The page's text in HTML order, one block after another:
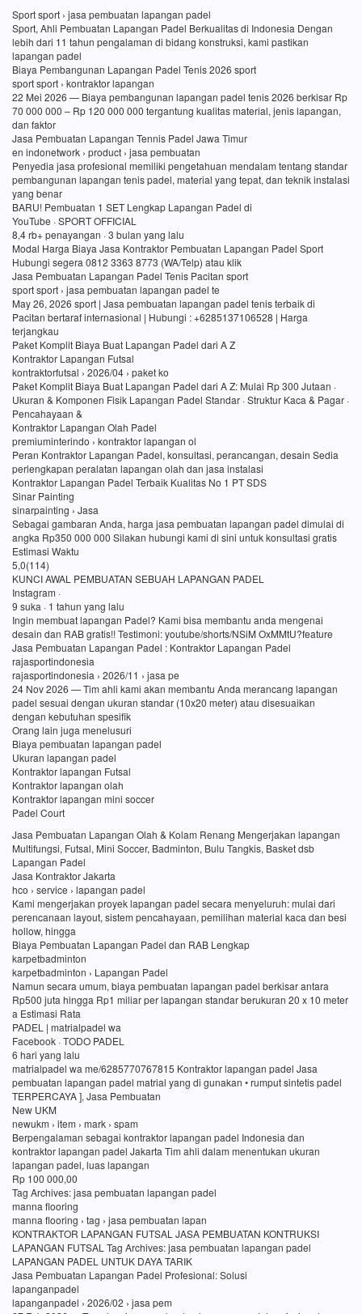
Sport sport › jasa pembuatan lapangan padel
Sport, Ahli Pembuatan Lapangan Padel Berkualitas di Indonesia Dengan
lebih dari 11 tahun pengalaman di bidang konstruksi, kami pastikan
lapangan padel
Biaya Pembangunan Lapangan Padel Tenis 2026 sport
sport sport › kontraktor lapangan
22 Mei 2026 — Biaya pembangunan lapangan padel tenis 2026 berkisar Rp
70 000 000 – Rp 120 000 000 tergantung kualitas material, jenis lapangan,
dan faktor
Jasa Pembuatan Lapangan Tennis Padel Jawa Timur
en indonetwork › product › jasa pembuatan
Penyedia jasa profesional memiliki pengetahuan mendalam tentang standar
pembangunan lapangan tenis padel, material yang tepat, dan teknik instalasi
yang benar
BARU! Pembuatan 1 SET Lengkap Lapangan Padel di
YouTube · SPORT OFFICIAL
8,4 rb+ penayangan · 3 bulan yang lalu
Modal Harga Biaya Jasa Kontraktor Pembuatan Lapangan Padel Sport
Hubungi segera 0812 3363 8773 (WA/Telp) atau klik
Jasa Pembuatan Lapangan Padel Tenis Pacitan sport
sport sport › jasa pembuatan lapangan padel te
May 26, 2026 sport | Jasa pembuatan lapangan padel tenis terbaik di
Pacitan bertaraf internasional | Hubungi : +6285137106528 | Harga
terjangkau
Paket Komplit Biaya Buat Lapangan Padel dari A Z
Kontraktor Lapangan Futsal
kontraktorfutsal › 2026/04 › paket ko
Paket Komplit Biaya Buat Lapangan Padel dari A Z: Mulai Rp 300 Jutaan ·
Ukuran & Komponen Fisik Lapangan Padel Standar · Struktur Kaca & Pagar ·
Pencahayaan &
Kontraktor Lapangan Olah Padel
premiuminterindo › kontraktor lapangan ol
Peran Kontraktor Lapangan Padel, konsultasi, perancangan, desain Sedia
perlengkapan peralatan lapangan olah dan jasa instalasi
Kontraktor Lapangan Padel Terbaik Kualitas No 1 PT SDS
Sinar Painting
sinarpainting › Jasa
Sebagai gambaran Anda, harga jasa pembuatan lapangan padel dimulai di
angka Rp350 000 000 Silakan hubungi kami di sini untuk konsultasi gratis
Estimasi Waktu
5,0(114)
KUNCI AWAL PEMBUATAN SEBUAH LAPANGAN PADEL
Instagram ·
9 suka · 1 tahun yang lalu
Ingin membuat lapangan Padel? Kami bisa membantu anda mengenai
desain dan RAB gratis!! Testimoni: youtube/shorts/NSiM OxMMtU?feature
Jasa Pembuatan Lapangan Padel : Kontraktor Lapangan Padel
rajasportindonesia
rajasportindonesia › 2026/11 › jasa pe
24 Nov 2026 — Tim ahli kami akan membantu Anda merancang lapangan
padel sesuai dengan ukuran standar (10x20 meter) atau disesuaikan
dengan kebutuhan spesifik
Orang lain juga menelusuri
Biaya pembuatan lapangan padel
Ukuran lapangan padel
Kontraktor lapangan Futsal
Kontraktor lapangan olah
Kontraktor lapangan mini soccer
Padel Court
Jasa Pembuatan Lapangan Olah & Kolam Renang Mengerjakan lapangan
Multifungsi, Futsal, Mini Soccer, Badminton, Bulu Tangkis, Basket dsb
Lapangan Padel
Jasa Kontraktor Jakarta
hco › service › lapangan padel
Kami mengerjakan proyek lapangan padel secara menyeluruh: mulai dari
perencanaan layout, sistem pencahayaan, pemilihan material kaca dan besi
hollow, hingga
Biaya Pembuatan Lapangan Padel dan RAB Lengkap
karpetbadminton
karpetbadminton › Lapangan Padel
Namun secara umum, biaya pembuatan lapangan padel berkisar antara
Rp500 juta hingga Rp1 miliar per lapangan standar berukuran 20 x 10 meter
a Estimasi Rata
PADEL | matrialpadel wa
Facebook · TODO PADEL
6 hari yang lalu
matrialpadel wa me/6285770767815 Kontraktor lapangan padel Jasa
pembuatan lapangan padel matrial yang di gunakan • rumput sintetis padel
TERPERCAYA ], Jasa Pembuatan
New UKM
newukm › item › mark › spam
Berpengalaman sebagai kontraktor lapangan padel Indonesia dan
kontraktor lapangan padel Jakarta Tim ahli dalam menentukan ukuran
lapangan padel, luas lapangan
Rp 100 000,00
Tag Archives: jasa pembuatan lapangan padel
manna flooring
manna flooring › tag › jasa pembuatan lapan
KONTRAKTOR LAPANGAN FUTSAL JASA PEMBUATAN KONTRUKSI
LAPANGAN FUTSAL Tag Archives: jasa pembuatan lapangan padel
LAPANGAN PADEL UNTUK DAYA TARIK
Jasa Pembuatan Lapangan Padel Profesional: Solusi
lapanganpadel
lapanganpadel › 2026/02 › jasa pem